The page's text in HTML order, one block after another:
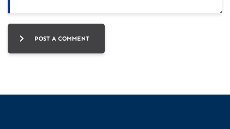
POST A COMMENT